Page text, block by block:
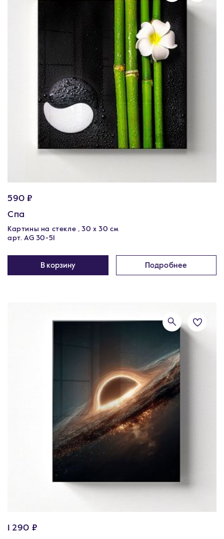
590 ₽
Спа
Картины на стекле , 30 x 30 см
арт. AG 30-51
В корзину Подробнее
1 290 ₽